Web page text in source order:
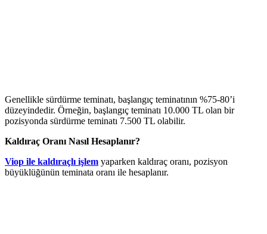
Genellikle sürdürme teminatı, başlangıç teminatının %75-80’i
düzeyindedir. Örneğin, başlangıç teminatı 10.000 TL olan bir
pozisyonda sürdürme teminatı 7.500 TL olabilir.
Kaldıraç Oranı Nasıl Hesaplanır?
Viop ile kaldıraçlı işlem yaparken kaldıraç oranı, pozisyon
büyüklüğünün teminata oranı ile hesaplanır.